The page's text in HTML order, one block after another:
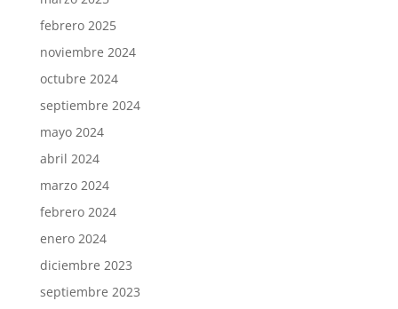
febrero 2025
noviembre 2024
octubre 2024
septiembre 2024
mayo 2024
abril 2024
marzo 2024
febrero 2024
enero 2024
diciembre 2023
septiembre 2023